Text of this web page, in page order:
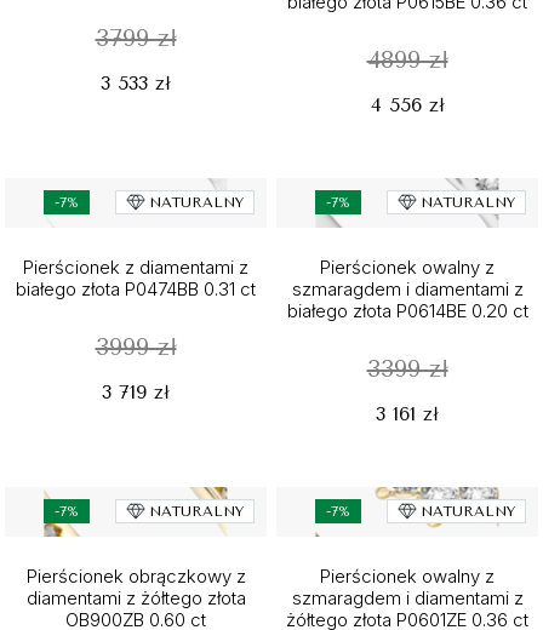
3799 zł
3 533 zł
4899 zł
4 556 zł
-7% NATURALNY
Pierścionek z diamentami z
białego złota P0474BB 0.31 ct
3999 zł
3 719 zł
-7% NATURALNY
Pierścionek owalny z
szmaragdem i diamentami z
białego złota P0614BE 0.20 ct
3399 zł
3 161 zł
-7% NATURALNY
Pierścionek obrączkowy z
diamentami z żółtego złota
OB900ZB 0.60 ct
-7% NATURALNY
Pierścionek owalny z
szmaragdem i diamentami z
żółtego złota P0601ZE 0.36 ct